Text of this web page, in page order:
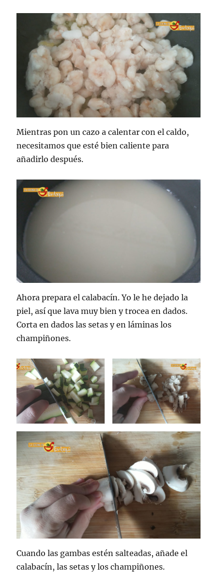
Mientras pon un cazo a calentar con el caldo,
necesitamos que esté bien caliente para
añadirlo después.
Ahora prepara el calabacín. Yo le he dejado la
piel, así que lava muy bien y trocea en dados.
Corta en dados las setas y en láminas los
champiñones.
Cuando las gambas estén salteadas, añade el
calabacín, las setas y los champiñones.